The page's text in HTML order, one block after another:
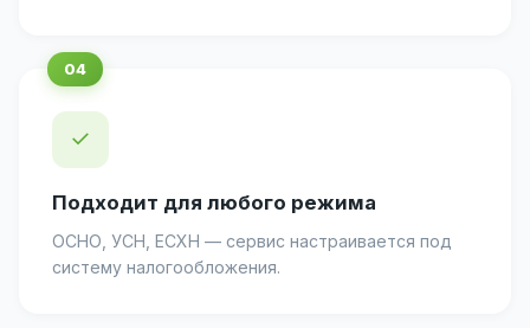
✓
Подходит для любого режима
ОСНО, УСН, ЕСХН — сервис настраивается под
систему налогообложения.